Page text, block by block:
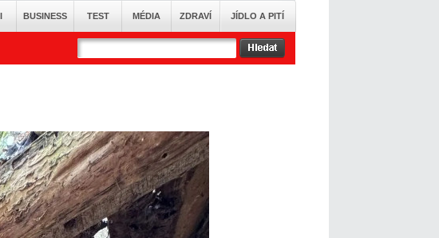
BUSINESS TEST MÉDIA ZDRAVÍ JÍDLO A PITÍ